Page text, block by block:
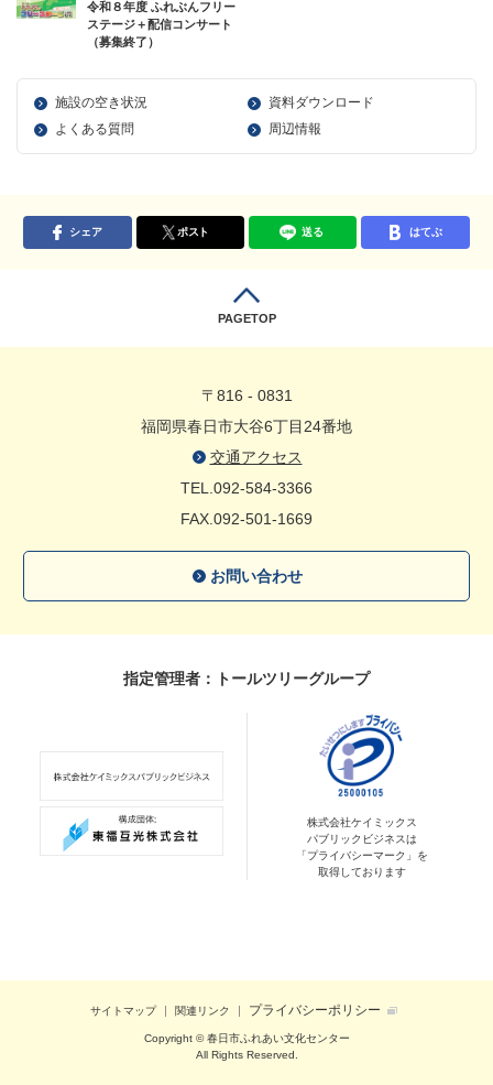
令和８年度 ふれぶんフリー
ステージ＋配信コンサート
（募集終了）
施設の空き状況
資料ダウンロード
よくある質問
周辺情報
シェア ポスト 送る はてぶ
PAGETOP
〒816 - 0831
福岡県春日市大谷6丁目24番地
交通アクセス
TEL.092-584-3366
FAX.092-501-1669
お問い合わせ
指定管理者：トールツリーグループ
株式会社ケイミックス
パブリックビジネスは
「プライバシーマーク」を
取得しております
サイトマップ 関連リンク プライバシーポリシー
Copyright © 春日市ふれあい文化センター
All Rights Reserved.